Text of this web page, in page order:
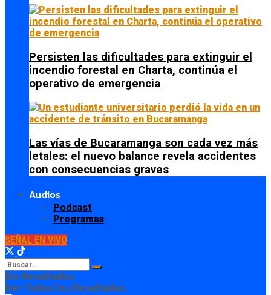
Persisten las dificultades para extinguir el
incendio forestal en Charta, continúa el
operativo de emergencia
Las vías de Bucaramanga son cada vez más
letales: el nuevo balance revela accidentes
con consecuencias graves
Audios
Podcast
Programas
SEÑAL EN VIVO
Sin Resultados
Ver Todos los Resultados